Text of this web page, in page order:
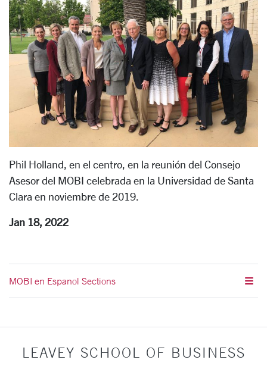
Phil Holland, en el centro, en la reunión del Consejo
Asesor del MOBI celebrada en la Universidad de Santa
Clara en noviembre de 2019.
Jan 18, 2022
MOBI en Espanol Sections
LEAVEY SCHOOL OF BUSINESS